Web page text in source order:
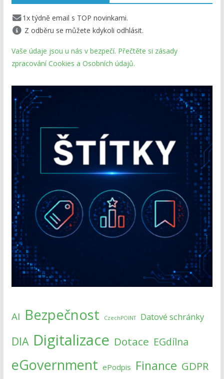
1x týdně email s TOP novinkami.
Z odběru se můžete kdykoli odhlásit.
Vaše údaje jsou u nás v bezpečí. Přečtěte si zásady
zpracování Cookies a Osobních údajů.
AI Bezpečnost CzechPOINT Datové schránky
DIA Digitalizace Dotace EGdílna
eGovernment ePodpis Finance GDPR